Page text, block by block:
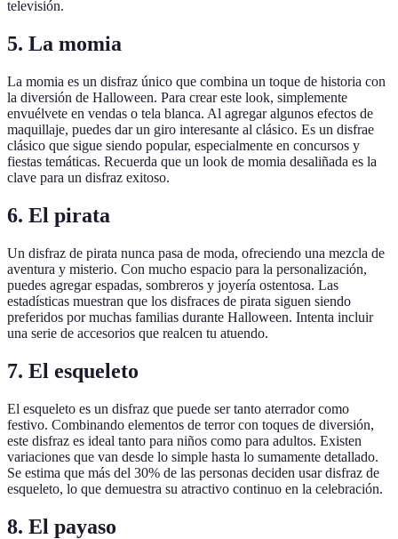
televisión.
5. La momia
La momia es un disfraz único que combina un toque de historia con
la diversión de Halloween. Para crear este look, simplemente
envuélvete en vendas o tela blanca. Al agregar algunos efectos de
maquillaje, puedes dar un giro interesante al clásico. Es un disfrae
clásico que sigue siendo popular, especialmente en concursos y
fiestas temáticas. Recuerda que un look de momia desaliñada es la
clave para un disfraz exitoso.
6. El pirata
Un disfraz de pirata nunca pasa de moda, ofreciendo una mezcla de
aventura y misterio. Con mucho espacio para la personalización,
puedes agregar espadas, sombreros y joyería ostentosa. Las
estadísticas muestran que los disfraces de pirata siguen siendo
preferidos por muchas familias durante Halloween. Intenta incluir
una serie de accesorios que realcen tu atuendo.
7. El esqueleto
El esqueleto es un disfraz que puede ser tanto aterrador como
festivo. Combinando elementos de terror con toques de diversión,
este disfraz es ideal tanto para niños como para adultos. Existen
variaciones que van desde lo simple hasta lo sumamente detallado.
Se estima que más del 30% de las personas deciden usar disfraz de
esqueleto, lo que demuestra su atractivo continuo en la celebración.
8. El payaso